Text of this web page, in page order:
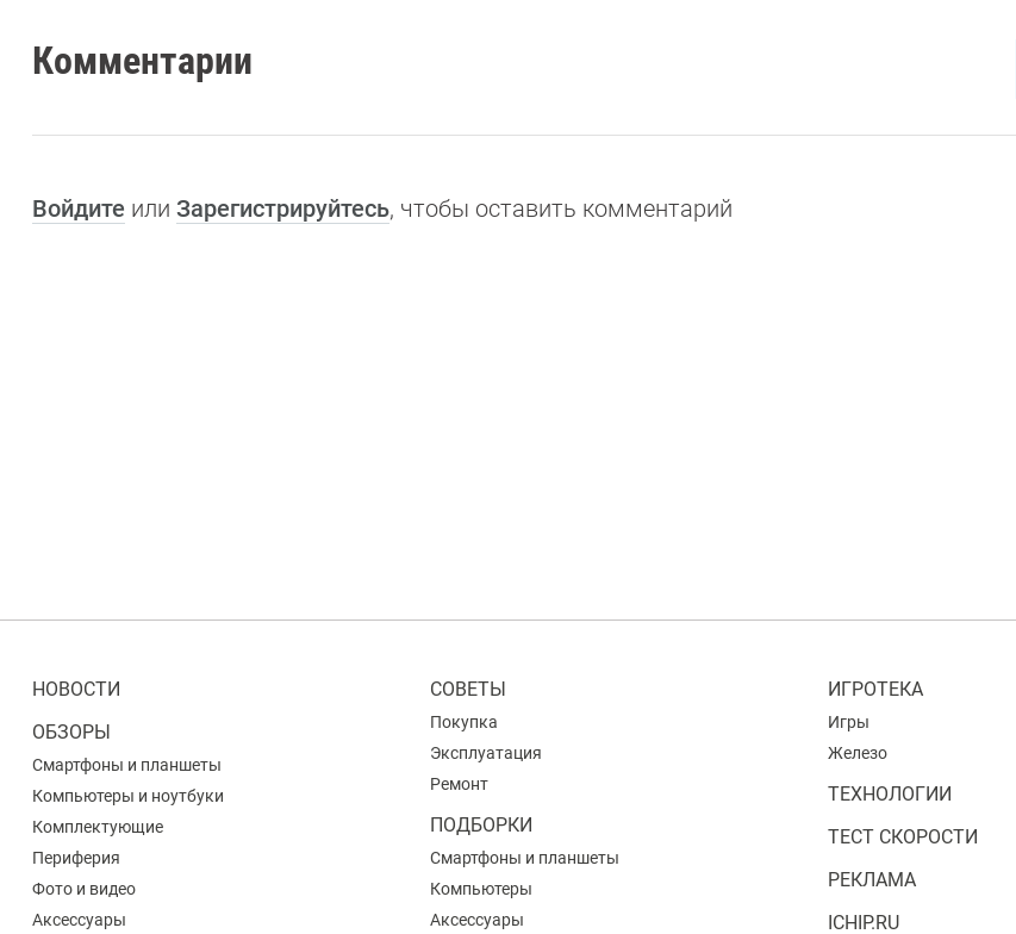
Комментарии
Войдите или Зарегистрируйтесь, чтобы оставить комментарий
НОВОСТИ
ОБЗОРЫ
Смартфоны и планшеты
Компьютеры и ноутбуки
Комплектующие
Периферия
Фото и видео
Аксессуары
СОВЕТЫ
Покупка
Эксплуатация
Ремонт
ПОДБОРКИ
Смартфоны и планшеты
Компьютеры
Аксессуары
ИГРОТЕКА
Игры
Железо
ТЕХНОЛОГИИ
ТЕСТ СКОРОСТИ
РЕКЛАМА
ICHIP.RU